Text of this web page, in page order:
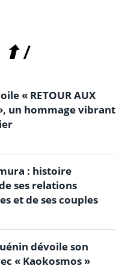
⬆ /
« RETOUR AUX
», un hommage vibrant
: histoire
ses relations
et de ses couples
dévoile son
« Kaokosmos »